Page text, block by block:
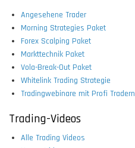
Angesehene Trader
Morning Strategies Paket
Forex Scalping Paket
Markttechnik Paket
Vola-Break-Out Paket
Whitelink Trading Strategie
Tradingwebinare mit Profi Tradern
Trading-Videos
Alle Trading Videos